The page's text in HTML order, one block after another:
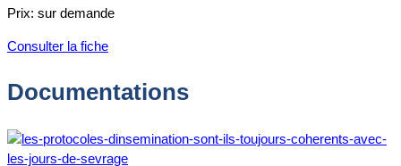
Prix: sur demande
Consulter la fiche
Documentations